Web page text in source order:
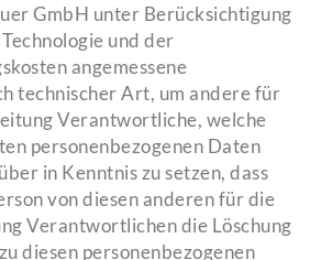
GmbH unter Berücksichtigung
und der
angemessene
technischer Art, um andere für
Verantwortliche, welche
personenbezogenen Daten
in Kenntnis zu setzen, dass
von diesen anderen für die
Verantwortlichen die Löschung
diesen personenbezogenen